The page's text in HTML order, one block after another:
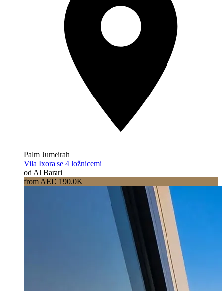
Palm Jumeirah
Vila Ixora se 4 ložnicemi
od Al Barari
from AED 190.0K